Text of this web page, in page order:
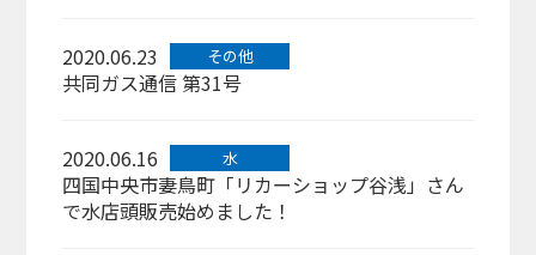
2020.06.23 その他
共同ガス通信 第31号
2020.06.16 水
四国中央市妻鳥町「リカーショップ谷浅」さん
で水店頭販売始めました！